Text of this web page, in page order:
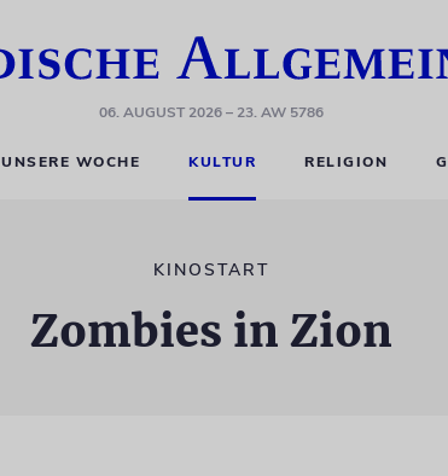
06. AUGUST 2026– 23. AW 5786
UNSERE WOCHE KULTUR RELIGION
KINOSTART
Zombies in Zion